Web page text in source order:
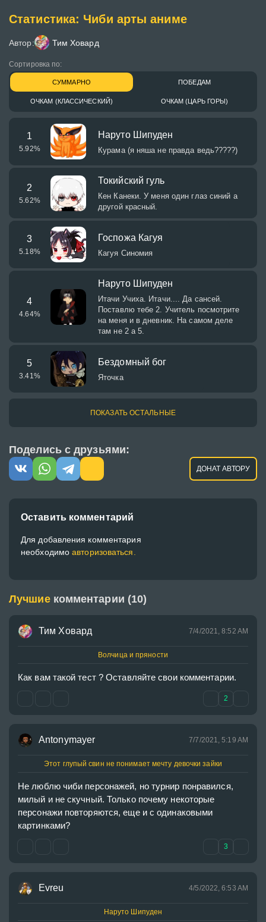
Статистика: Чиби арты аниме
Автор: Тим Ховард
Сортировка по:
СУММАРНО ПОБЕДАМ
ОЧКАМ (КЛАССИЧЕСКИЙ) ОЧКАМ (ЦАРЬ ГОРЫ)
1
5.92%
Наруто Шипуден
Курама (я няша не правда ведь?????)
2
5.62%
Токийский гуль
Кен Канеки. У меня один глаз синий а
другой красный.
3
5.18%
Госпожа Кагуя
Кагуя Синомия
4
4.64%
Наруто Шипуден
Итачи Учиха. Итачи.... Да сансей.
Поставлю тебе 2. Учитель посмотрите
на меня и в дневник. На самом деле
там не 2 а 5.
5
3.41%
Бездомный бог
Яточка
ПОКАЗАТЬ ОСТАЛЬНЫЕ
Поделись с друзьями:
ДОНАТ АВТОРУ
Оставить комментарий
Для добавления комментария
необходимоавторизоваться.
Лучшие комментарии (10)
Тим Ховард 7/4/2021, 8:52 AM
Волчица и пряности
Как вам такой тест ? Оставляйте свои комментарии.
2
Antonymayer 7/7/2021, 5:19 AM
Этот глупый свин не понимает мечту девочки зайки
Не люблю чиби персонажей, но турнир понравился,
милый и не скучный. Только почему некоторые
персонажи повторяются, еще и с одинаковыми
картинками?
3
Evreu 4/5/2022, 6:53 AM
Наруто Шипуден